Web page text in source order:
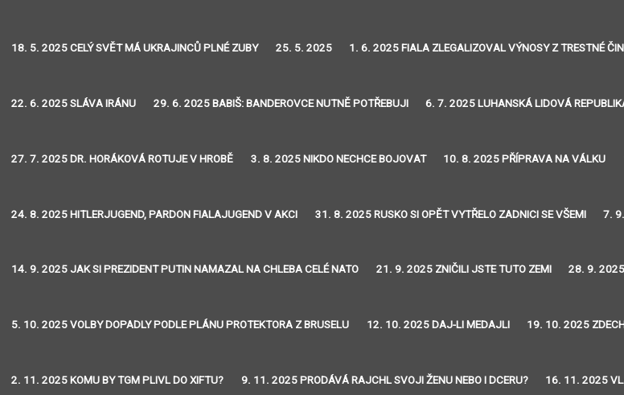
18. 5. 2025 CELÝ SVĚT MÁ UKRAJINCŮ PLNÉ ZUBY 25. 5. 2025 1. 6. 2025 FIALA ZLEGALIZOVAL VÝNOSY Z TRESTNÉ
22. 6. 2025 SLÁVA IRÁNU 29. 6. 2025 BABIŠ: BANDEROVCE NUTNĚ POTŘEBUJI 6. 7. 2025 LUHANSKÁ LIDOVÁ
27. 7. 2025 DR. HORÁKOVÁ ROTUJE V HROBĚ 3. 8. 2025 NIKDO NECHCE BOJOVAT 10. 8. 2025 PŘÍPRAVA NA VÁLKU
24. 8. 2025 HITLERJUGEND, PARDON FIALAJUGEND V AKCI 31. 8. 2025 RUSKO SI OPĚT VYTŘELO ZADNICI SE VŠEMI 7.
14. 9. 2025 JAK SI PREZIDENT PUTIN NAMAZAL NA CHLEBA CELÉ NATO 21. 9. 2025 ZNIČILI JSTE TUTO ZEMI 28. 9. 2025
5. 10. 2025 VOLBY DOPADLY PODLE PLÁNU PROTEKTORA Z BRUSELU 12. 10. 2025 DAJ-LI MEDAJLI 19. 10. 2025
2. 11. 2025 KOMU BY TGM PLIVL DO XIFTU? 9. 11. 2025 PRODÁVÁ RAJCHL SVOJI ŽENU NEBO I DCERU? 16. 11. 2025